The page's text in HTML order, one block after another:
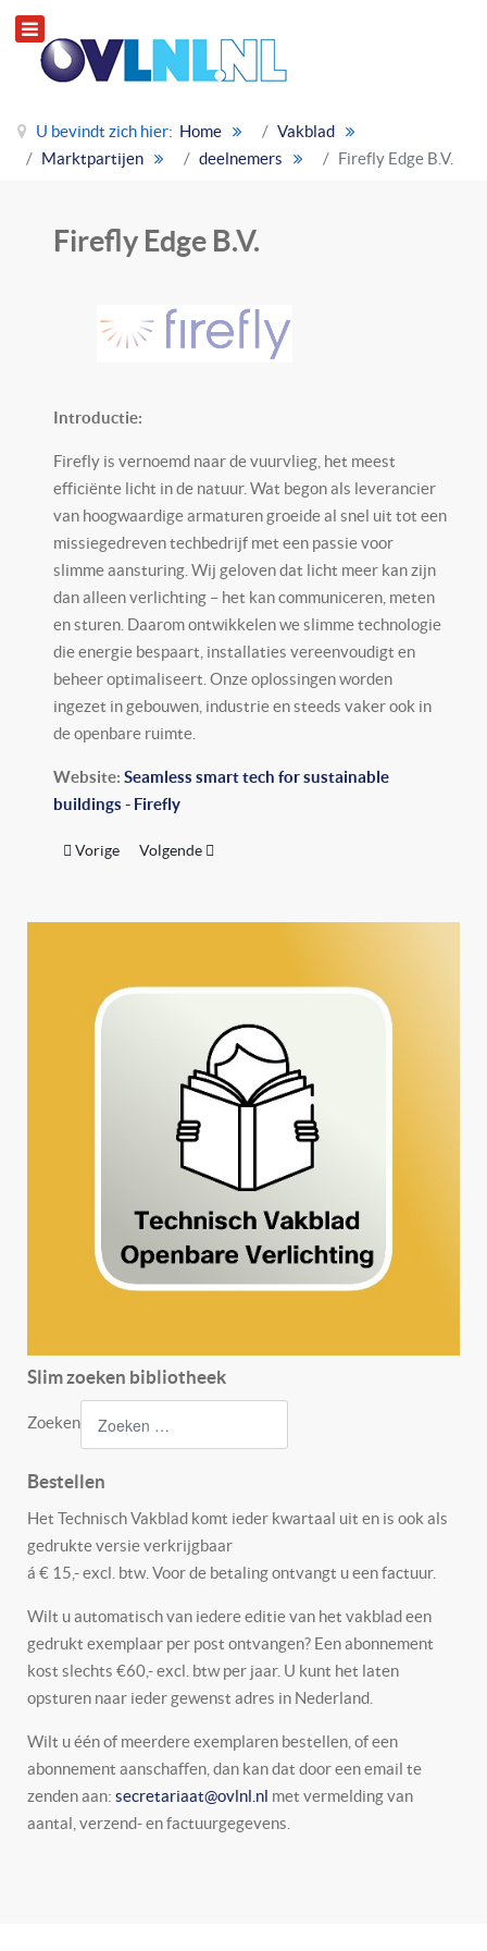
U bevindt zich hier: Home
Vakblad
Marktpartijen
deelnemers Firefly Edge B.V.
Firefly Edge B.V.
Introductie:
Firefly is vernoemd naar de vuurvlieg, het meest
efficiënte licht in de natuur. Wat begon als leverancier
van hoogwaardige armaturen groeide al snel uit tot een
missiegedreven techbedrijf met een passie voor
slimme aansturing. Wij geloven dat licht meer kan zijn
dan alleen verlichting – het kan communiceren, meten
en sturen. Daarom ontwikkelen we slimme technologie
die energie bespaart, installaties vereenvoudigt en
beheer optimaliseert. Onze oplossingen worden
ingezet in gebouwen, industrie en steeds vaker ook in
de openbare ruimte.
Website: Seamless smart tech for sustainable
buildings - Firefly
Vorig artikel: Fonroche Lighting
Vorige Volgende artikel: Intemo
Volgende
Slim zoeken bibliotheek
Zoeken
Bestellen
Het Technisch Vakblad komt ieder kwartaal uit en is ook als
gedrukte versie verkrijgbaar
á € 15,- excl. btw. Voor de betaling ontvangt u een factuur.
Wilt u automatisch van iedere editie van het vakblad een
gedrukt exemplaar per post ontvangen? Een abonnement
kost slechts €60,- excl. btw per jaar. U kunt het laten
opsturen naar ieder gewenst adres in Nederland.
Wilt u één of meerdere exemplaren bestellen, of een
abonnement aanschaffen, dan kan dat door een email te
zenden aan: secretariaat@ovlnl.nl met vermelding van
aantal, verzend- en factuurgegevens.